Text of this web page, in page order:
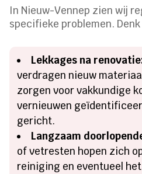
In Nieuw-Vennep zien wij
specifieke problemen. Denk
Lekkages na
verdragen nieuw
zorgen voor vakkundige
vernieuwen
gericht.
Langzaam
of vetresten hopen zich
reiniging en eventueel